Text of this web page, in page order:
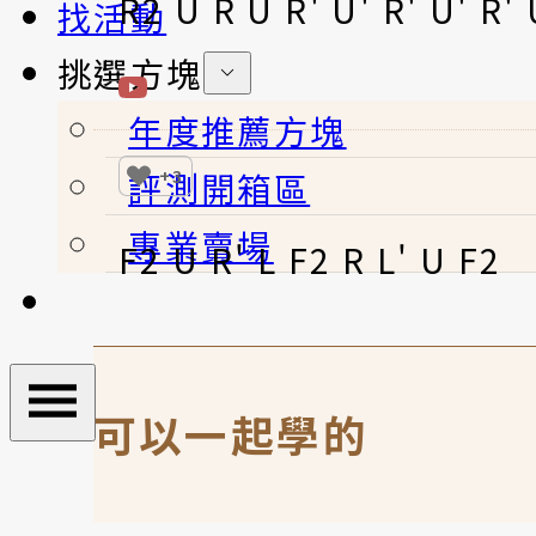
找活動
挑選方塊
年度推薦方塊
評測開箱區
專業賣場
+3
F2 U R' L F2 R L' U F2
可以一起學的